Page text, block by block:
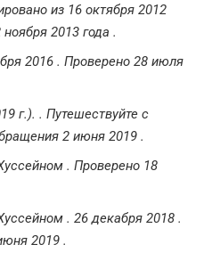
из 16 октября 2012
ноября 2013 года .
2016 . Проверено 28 июля
г.). . Путешествуйте с
2 июня 2019 .
. Проверено 18
. 26 декабря 2018 .
2019 .